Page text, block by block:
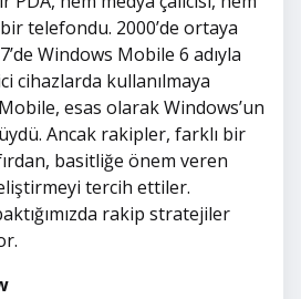
telefondu. 2000’de ortaya
Windows Mobile 6 adıyla
cihazlarda kullanılmaya
esas olarak Windows’un
Ancak rakipler, farklı bir
basitliğe önem veren
tercih ettiler.
rakip stratejiler